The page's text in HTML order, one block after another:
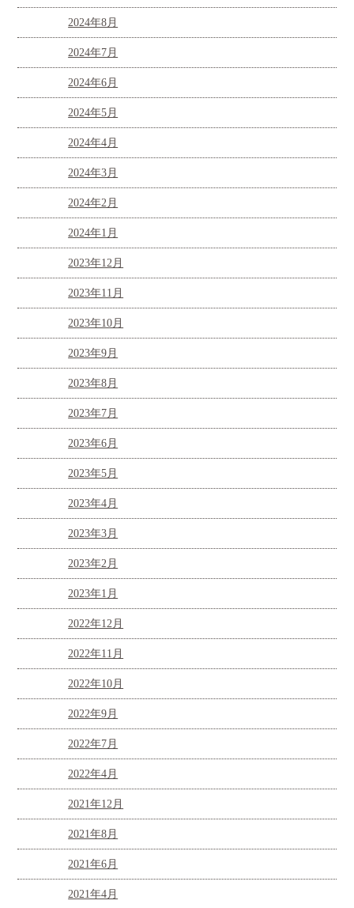
2024年8月
2024年7月
2024年6月
2024年5月
2024年4月
2024年3月
2024年2月
2024年1月
2023年12月
2023年11月
2023年10月
2023年9月
2023年8月
2023年7月
2023年6月
2023年5月
2023年4月
2023年3月
2023年2月
2023年1月
2022年12月
2022年11月
2022年10月
2022年9月
2022年7月
2022年4月
2021年12月
2021年8月
2021年6月
2021年4月